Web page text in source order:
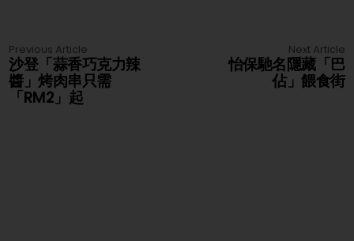
Previous Article
沙登「蒜香巧克力辣
醬」烤肉串只需
「RM2」起
Next Article
怡保馳名隱藏「巴
佔」餵食街